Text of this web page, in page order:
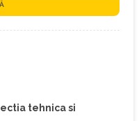
tehnica si